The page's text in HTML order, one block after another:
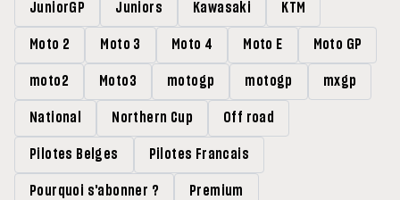
JuniorGP Juniors Kawasaki KTM
Moto 2 Moto 3 Moto 4 Moto E Moto GP
moto2 Moto3 motogp motogp mxgp
National Northern Cup Off road
Pilotes Belges Pilotes Francais
Pourquoi s'abonner ? Premium